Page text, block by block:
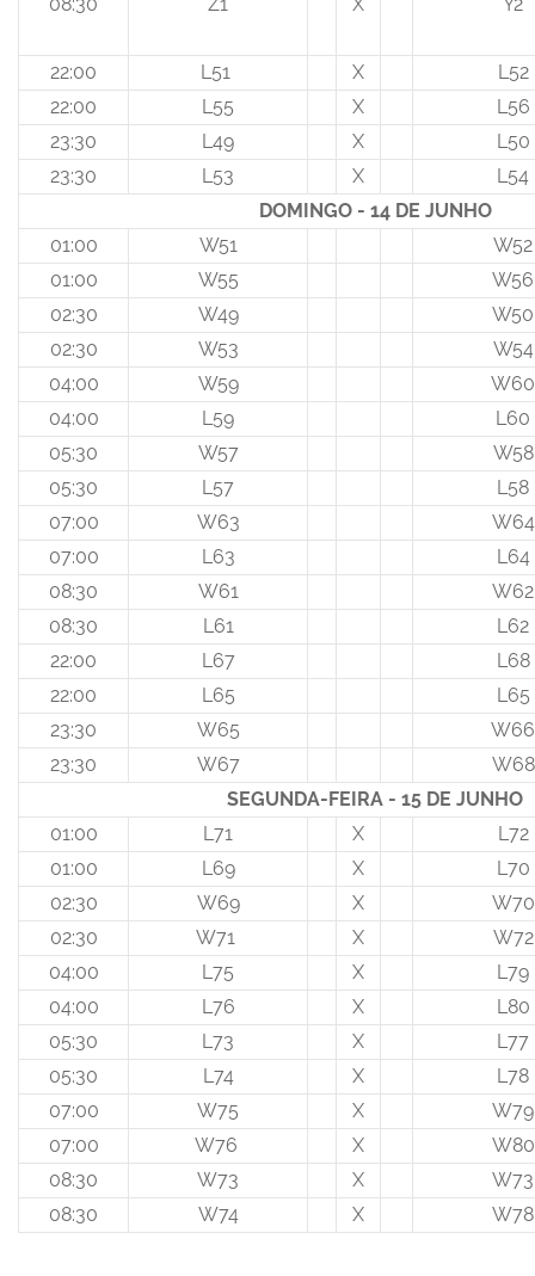
22:00 L51 X
L52
22:00
L55 X
L56
23:30
L49 X
L50
23:30
L53 X
L54
DOMINGO - 14 DE JUNHO
01:00
W51
W52
01:00
W55
W56
02:30
W49
W50
02:30
W53
W54
04:00
W59
W60
04:00
L59
L60
05:30
W57
W58
05:30
L57
L58
07:00
W63
W64
07:00
L63
L64
08:30
W61
W62
08:30
L61
L62
22:00
L67
L68
22:00
L65
L65
23:30
W65
W66
23:30
W67
W68
SEGUNDA-FEIRA - 15 DE JUNHO
01:00
L71 X
L72
01:00
L69 X
L70
02:30
W69 X
W70
02:30
W71 X
W72
04:00
L75 X
L79
04:00
L76 X
L80
05:30
L73 X
L77
05:30
L74 X
L78
07:00
W75 X
W79
07:00
W76 X
W80
08:30
W73 X
W73
08:30
W74 X W78